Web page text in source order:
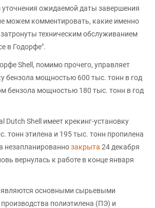
уточнения ожидаемой даты завершения
можем комментировать, какие именно
техническим обслуживанием
в Годорфе".
Shell, помимо прочего, управляет
бензола мощностью 600 тыс. тонн в год
бензола мощностью 180 тыс. тонн в год
Dutch Shell имеет крекинг-установку
тонн этилена и 195 тыс. тонн пропилена
незапланированнозакрыта 24 декабря
вернулась к работе в конце января
являются основными сырьевыми
полиэтилена (ПЭ) и